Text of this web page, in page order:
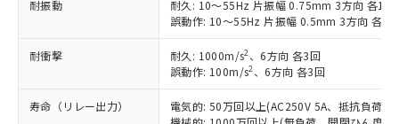
耐振動
耐久: 10～55Hz 片振幅 0.75mm 3方向 各1h
誤動作: 10～55Hz 片振幅 0.5mm 3方向 各
耐衝撃 耐久: 1000m/s2 、6方向 各3回
誤動作: 100m/s2 、6方向 各3回
寿命（リレー出力）
電気的: 50万回以上(AC250V 5A、抵抗負荷
在庫状況および標準価格照会結果は、
記載している更新日時点での社内デー
タに基づき作成されるものであり、閲
覧された時点での実際の在庫および標
準価格とは異なる場合があることをご
了承ください。
正式な納期状況および標準価格はお客
ミウム(Cd) 100ppm以下、
六価クロム(Cr(Ⅵ)) 1000ppm以下、ポリ臭化ビフェニル
(PBDE) 1000ppm以下、フタル酸ビス(2-エチルヘキシ
ル) (DEHP)(別名：DOP) 1000ppm以下、フタル酸ブチ
い合わせください。
*中国RoHS10物質の基準値 (GB/T26572)：
Pb(鉛) :1000ppm、 Hg(水銀) : 1000ppm、 Cd(カドミウ
Cr(Ⅵ)(六価クロム) : 1000ppm、 PBBs(ポリ臭化ビフェ
ニル類) : 1000ppm、 PBDEs(ポリ臭化ジフェニルエーテ
ル類) : 1000ppm、
（以下｢規制貨物等」という）を輸出
または国外への提供する場合は、日本
国政府の輸出許可(または役務取引許
可)を取得するなどの必要な手続きを
とります。
当社は規制貨物を破棄する場合は、完
○ 一定数以上の在庫あり